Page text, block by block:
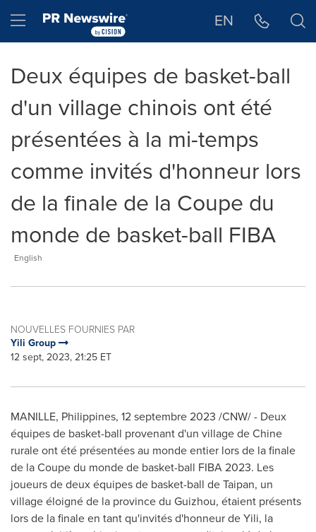
Hamburger menu EN
Deux équipes de basket-ball
d'un village chinois ont été
présentées à la mi-temps
comme invités d'honneur lors
de la finale de la Coupe du
monde de basket-ball FIBA
English
NOUVELLES FOURNIES PAR
Yili Group
12 sept, 2023, 21:25 ET
MANILLE, Philippines, 12 septembre 2023 /CNW/ - Deux
équipes de basket-ball provenant d'un village de Chine
rurale ont été présentées au monde entier lors de la finale
de la Coupe du monde de basket-ball FIBA 2023. Les
joueurs de deux équipes de basket-ball de Taipan, un
village éloigné de la province du Guizhou, étaient présents
lors de la finale en tant qu'invités d'honneur de Yili, la